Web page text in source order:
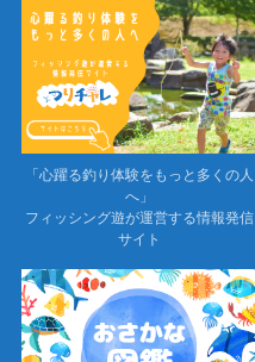
「心躍る釣り体験をもっと多くの人
へ」
フィッシング遊が運営する情報発信
サイト